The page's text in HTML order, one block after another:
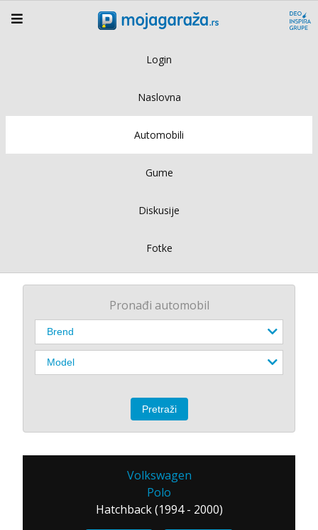
Login
Naslovna
Automobili
Gume
Diskusije
Fotke
Pronađi automobil
Volkswagen
Polo
Hatchback (1994 - 2000)